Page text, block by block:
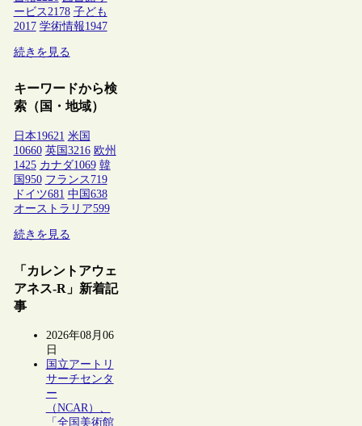
ービス 2178 子ども
2017 学術情報1947
続きを見る
キーワードから検
索（国・地域）
日本19621 米国
10660 英国3216 欧州
1425 カナダ1069 韓
国950 フランス 719
ドイツ681 中国638
オーストラリア599
続きを見る
「カレントアウェ
アネス-R」新着記
事
2026年08月06
日
国立アートリ
サーチセンタ
ー
（NCAR）、
「全国美術館